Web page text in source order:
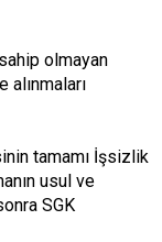
olmayan
alınmaları
tamamı İşsizlik
usul ve
SGK